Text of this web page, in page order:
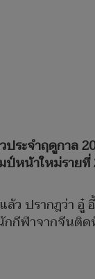
ระจำฤดูกา
หน้าใหม่ราย
ว ปรากฎว่า
กกีฬาจากจีน